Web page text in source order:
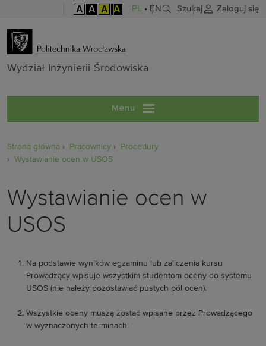
A A A A PL • EN Szukaj Zaloguj się
Wydział
Wydział Inżynierii Środowiska
Menu
Strona główna Pracownicy
Procedury
Wystawianie ocen w USOS
Wystawianie ocen w
USOS
Na podstawie wyników egzaminu lub zaliczenia kursu
Prowadzący wpisuje wszystkim studentom oceny do systemu
USOS (nie należy pozostawiać pustych pól ocen).
Wszystkie oceny muszą zostać wpisane przez Prowadzącego
w wyznaczonych terminach.